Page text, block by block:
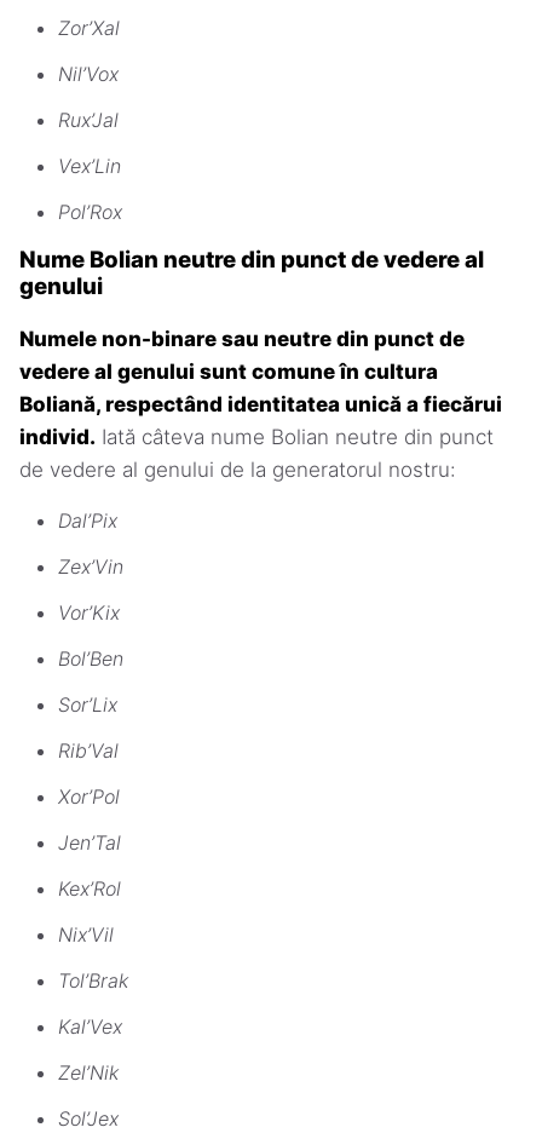
Zor’Xal
Nil’Vox
Rux’Jal
Vex’Lin
Pol’Rox
Nume Bolian neutre din punct de vedere al
genului
Numele non-binare sau neutre din punct de
vedere al genului sunt comune în cultura
Boliană, respectând identitatea unică a fiecărui
individ. Iată câteva nume Bolian neutre din punct
de vedere al genului de la generatorul nostru:
Dal’Pix
Zex’Vin
Vor’Kix
Bol’Ben
Sor’Lix
Rib’Val
Xor’Pol
Jen’Tal
Kex’Rol
Nix’Vil
Tol’Brak
Kal’Vex
Zel’Nik
Sol’Jex